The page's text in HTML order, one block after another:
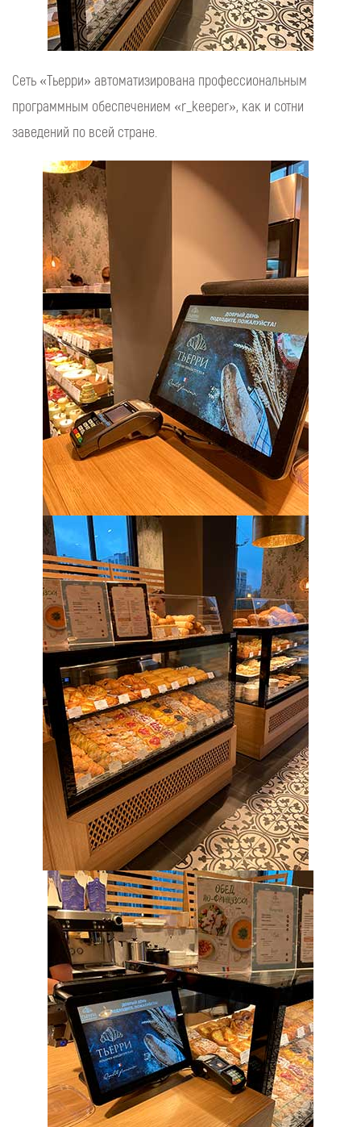
Сеть «Тьерри» автоматизирована профессиональным
программным обеспечением «r_keeper», как и сотни
заведений по всей стране.